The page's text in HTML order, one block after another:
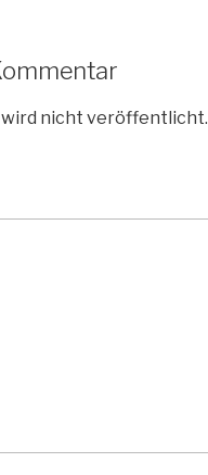
wird nicht veröffentlicht.